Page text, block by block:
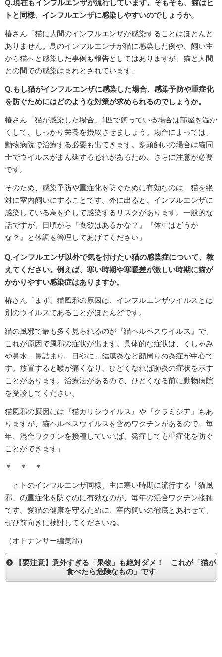
Q.現在もインフルエンザが流行しています。そもそも、猫はヒ
トと同様、インフルエンザに感染しやすいのでしょうか。
椿さん「猫に人間のインフルエンザが感染することはほとんど
ありません。鳥のインフルエンザが猫に感染した例や、飼い主
から猫へと感染した事例も報告としてはありますが、猫と人間
との間での感染はまれとされています」
Q.もし猫がインフルエンザに感染した場合、感染予防や重症化
を防ぐためにはどのような対策が求められるのでしょうか。
椿さん「猫が感染した場合、1匹で飼っている場合は部屋を温か
くして、しっかり栄養を摂取させましょう。場合によっては、
動物病院で治療する必要も出てきます。多頭飼いの場合は猫同
士でウイルスがまん延する恐れがあるため、さらに注意が必要
です。
そのため、感染予防や重症化を防ぐために有効なのは、猫を絶
対に室内飼いにすることです。外に出ると、インフルエンザに
感染している鳥を介して感染するリスクがあります。一般的な
話ですが、日頃から『食欲はあるかな？』『体重はどうか
な？』と体調を管理してあげてください」
Q.インフルエンザ以外で気を付けたい猫の感染症について、教
えてください。例えば、寒い時期や寒暖差が激しい時期に猫が
かかりやすい感染症はありますか。
椿さん「まず、猫風邪の原因は、インフルエンザウイルスとは
別のウイルスであることがほとんどです。
猫の風邪で最も多く見られるのが『猫ヘルペスウイルス』で、
これが原因で風邪の症状が出ます。具体的な症状は、くしゃみ
や鼻水、鼻詰まり、目やに、結膜炎など顔周りの炎症が中心で
す。放置すると喉が痛くなり、ひどくなれば肺炎の症状を示す
ことがあります。治療法があるので、ひどくなる前に動物病院
を受診してください。
猫風邪の原因には『猫カリシウイルス』や『クラミジア』もあ
りますが、猫ヘルペスウイルスを含めワクチンがあるので、毎
年、混合ワクチンを接種していれば、発症しても重症化を防ぐ
ことができます」
＊ ＊ ＊
ヒトのインフルエンザ同様、主に寒い時期に流行する「猫風
邪」の重症化を防ぐのに有効なのが、毎年の混合ワクチン接種
です。愛猫の健康を守るために、室内飼いの徹底とあわせて、
ぜひ前向きに検討してくださいね。
（オトナンサー編集部）
【要注意】意外すぎる「果物」も絶対ダメ！ これが「猫が
食べたら危険なもの」です